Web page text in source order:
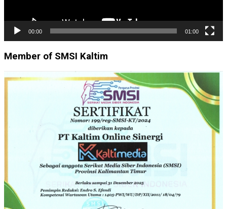
00:00 01:00
Member of SMSI Kaltim